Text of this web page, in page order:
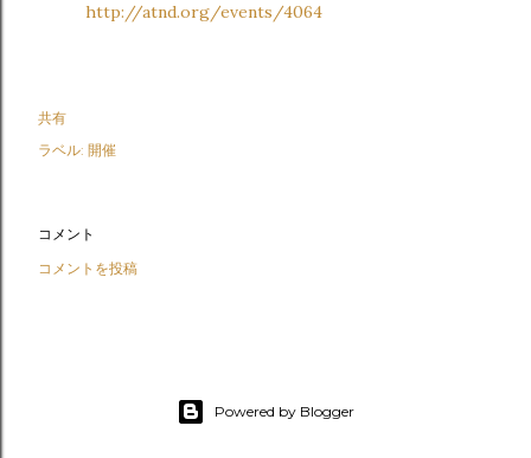
http://atnd.org/events/4064
共有
ラベル: 開催
コメント
コメントを投稿
Powered by Blogger